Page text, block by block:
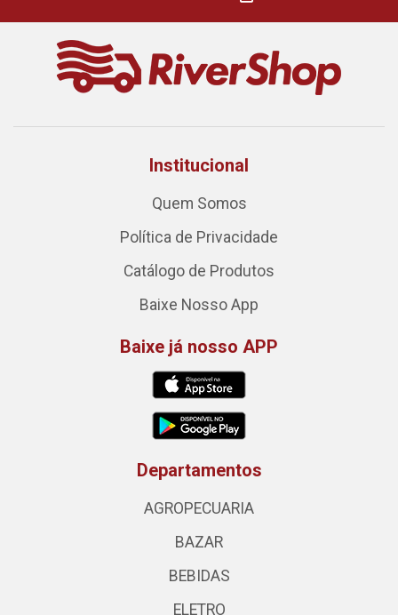
Institucional
Quem Somos
Política de Privacidade
Catálogo de Produtos
Baixe Nosso App
Baixe já nosso APP
Departamentos
AGROPECUARIA
BAZAR
BEBIDAS
ELETRO